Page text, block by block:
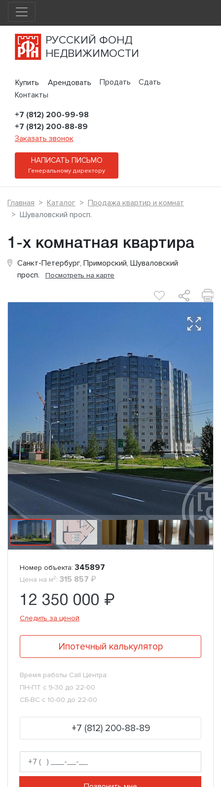
РУССКИЙ ФОНД
НЕДВИЖИМОСТИ
Купить Арендовать Продать
Сдать
Контакты
+7 (812) 200-99-98
+7 (812) 200-88-89
Заказать звонок
НАПИСАТЬ ПИСЬМО
Генеральному директору
Главная Каталог
Продажа квартир и комнат
Шуваловский просп.
1-х комнатная квартира
Санкт-Петербург, Приморский, Шуваловский
просп. Посмотреть на карте
Номер объекта: 345897
Цена на м2: 315 857 ₽
12 350 000 ₽
Следить за ценой
Ипотечный калькулятор
Время работы Call Центра:
ПН-ПТ с 9-30 до 22-00
СБ-ВС с 10-00 до 22-00
+7 (812) 200-88-89